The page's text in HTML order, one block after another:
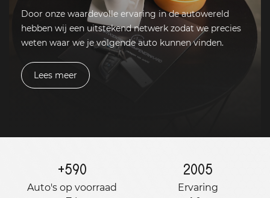
Door onze waardevolle ervaring in de autowereld
hebben wij een uitstekend netwerk zodat we precies
weten waar we je volgende auto kunnen vinden.
Lees meer
+590
Auto's op voorraad
2005
Ervaring